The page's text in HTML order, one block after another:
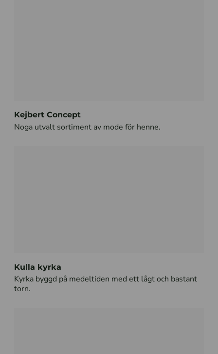
Kejbert Concept
Noga utvalt sortiment av mode för henne.
Kulla kyrka
Kyrka byggd på medeltiden med ett lågt och bastant
torn.